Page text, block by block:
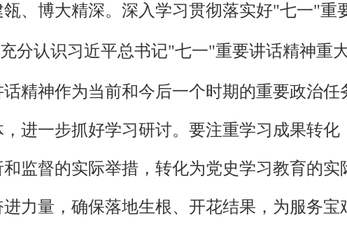
、博大精深。深入学习贯彻落实好"七一"重
分认识习近平总书记"七一"重要讲话精神重
精神作为当前和今后一个时期的重要政治
进一步抓好学习研讨。要注重学习成果转化
监督的实际举措，转化为党史学习教育的实
力量，确保落地生根、开花结果，为服务宝